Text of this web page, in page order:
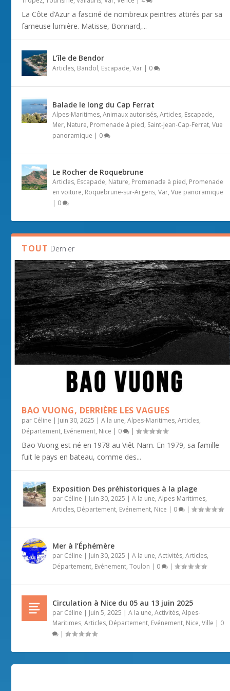
La Côte d’Azur a fasciné de nombreux peintres attirés par sa
fameuse lumière. Matisse, Bonnard,...
L’île de Bendor
Articles, Bandol, Escapade,Var | 0
Balade le long du Cap Ferrat
Alpes-Maritimes,Animaux autorisés,Articles, Escapade,
Mer, Nature, Promenade à pied, Saint-Jean-Cap-Ferrat,Vue
panoramique | 0
Le Rocher de Roquebrune
Articles, Escapade, Nature, Promenade à pied, Promenade
en voiture, Roquebrune-sur-Argens,Var,Vue panoramique
| 0
TOUT Dernier
BAO VUONG, DERRIÈRE LES VAGUES
par Céline | Juin 30, 2025 |A la une,Alpes-Maritimes,Articles,
Département, Evénement, Nice | 0 |
Bao Vuong est né en 1978 au Viêt Nam. En 1979, sa famille
fuit le pays en bateau, comme des...
Exposition Des préhistoriques à la plage
par Céline | Juin 30, 2025 |A la une,Alpes-Maritimes,
Articles, Département, Evénement, Nice | 0 |
Mer à l’Éphémère
par Céline | Juin 30, 2025 |A la une,Activités,Articles,
Département, Evénement,Toulon | 0 |
Circulation à Nice du 05 au 13 juin 2025
par Céline | Juin 5, 2025 |A la une,Activités,Alpes-
Maritimes,Articles, Département, Evénement, Nice,Ville | 0
|